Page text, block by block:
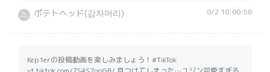
ポテトヘッド(감자머리) 8/2 18:00:56
Kep1erの投稿動画を楽しみましょう！#TikTok